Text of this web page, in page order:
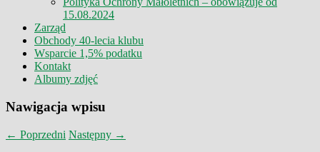
15.08.2024
Zarząd
Obchody 40-lecia klubu
Wsparcie 1,5% podatku
Kontakt
Albumy zdjęć
Nawigacja wpisu
← Poprzedni Następny →